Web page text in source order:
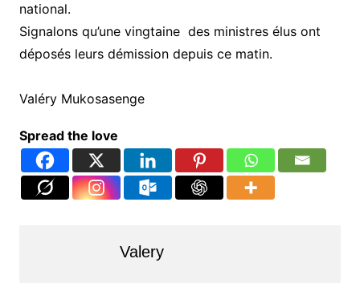
national.
Signalons qu’une vingtaine des ministres élus ont
déposés leurs démission depuis ce matin.
Valéry Mukosasenge
Spread the love
Valery